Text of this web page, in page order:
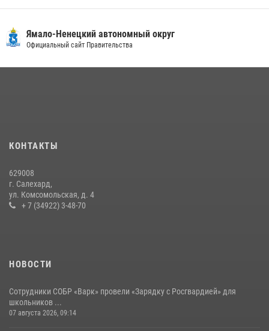
18 июля 2026, 09:36 3
«Росгвардия. Вехи истории»: войска правопорядка на охране
стратегических объектов поверженной Германии (видео)
20 июля 2026, 09:03
Ямало-Ненецкий автономный округ
Официальный сайт Правительства
КОНТАКТЫ
629008
г. Салехард,
ул. Комсомольская, д. 4
+ 7 (34922) 3-48-70
НОВОСТИ
Сотрудники СОБР «Варк» провели «Зарядку с Росгвардией» для
школьников ...
07 августа 2026, 09:14